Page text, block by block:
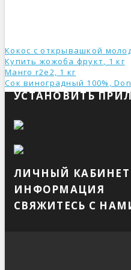
Кокос с открывашкой
Купить жожоба фрукт, 1 кг
Манго r2e2, 1 кг
Сок виноградный 100%,
УСТАНОВИТЬ
ЛИЧНЫЙ КАБИНЕТ
ИНФОРМАЦИЯ
СВЯЖИТЕСЬ С